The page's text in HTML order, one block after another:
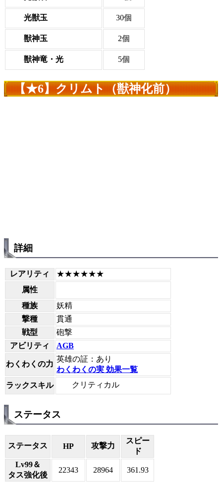
光獣玉 30個
獣神玉 2個
獣神竜・光 5個
【★6】クリムト（獣神化前）
詳細
レアリティ
★★★★★★
属性
種族
妖精
撃種
貫通
戦型
砲撃
アビリティ
AGB
わくわくの力
英雄の証：あり
わくわくの実 効果一覧
ラックスキル
クリティカル
ステータス
ステータス HP 攻撃力
スピー
ド
Lv99＆
タス強化後
22343 28964 361.93